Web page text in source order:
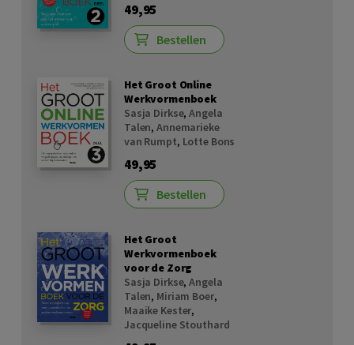
49,95
Bestellen
Het Groot Online
Werkvormenboek
Sasja Dirkse,Angela
Talen,Annemarieke
van Rumpt, Lotte Bons
49,95
Bestellen
Het Groot
Werkvormenboek
voor de Zorg
Sasja Dirkse,Angela
Talen, Miriam Boer,
Maaike Kester,
Jacqueline Stouthard